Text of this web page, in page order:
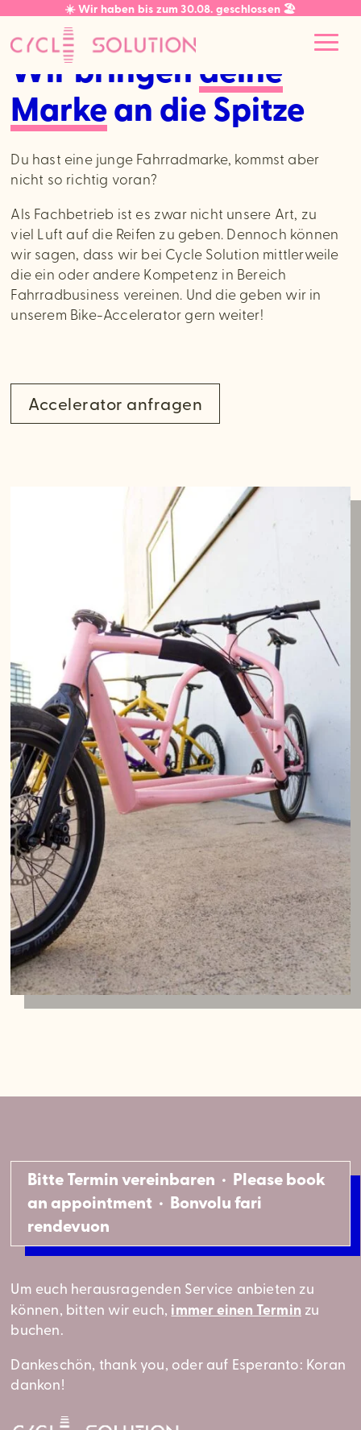
☀️ Wir haben bis zum 30.08. geschlossen 🏖️
Wir bringendeine
Markean die Spitze
Du hast eine junge Fahrradmarke, kommst aber
nicht so richtig voran?
Als Fachbetrieb ist es zwar nicht unsere Art, zu
viel Luft auf die Reifen zu geben. Dennoch können
wir sagen, dass wir bei Cycle Solution mittlerweile
die ein oder andere Kompetenz in Bereich
Fahrradbusiness vereinen. Und die geben wir in
unserem Bike-Accelerator gern weiter!
Accelerator anfragen
Bitte Termin vereinbaren · Please book
an appointment · Bonvolu fari
rendevuon
Um euch herausragenden Service anbieten zu
können, bitten wir euch, immer einen Termin zu
buchen.
Dankeschön, thank you, oder auf Esperanto: Koran
dankon!